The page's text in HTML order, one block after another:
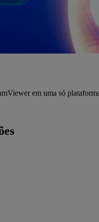
em uma só